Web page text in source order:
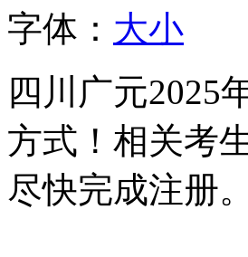
字体： 大小
四川广元2025
方式！ 相关考
尽快完成注册。